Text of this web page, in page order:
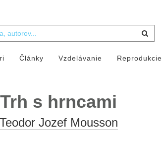
Články Vzdelávanie Reprodukcie
Trh s hrncami
Teodor Jozef Mousson